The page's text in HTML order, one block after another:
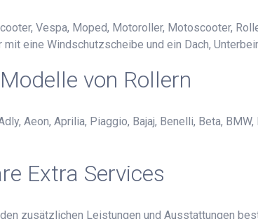
Vespa, Moped, Motoroller, Motoscooter,
eine Windschutzscheibe und ein Dach,
von Rollern
Aeon, Aprilia, Piaggio, Bajaj, Benelli, Beta, BMW,
Extra Services
zusätzlichen Leistungen und Ausstattungen